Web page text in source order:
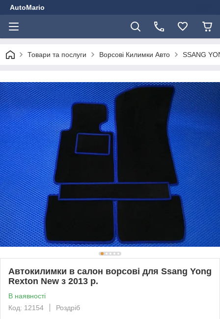
AutoMario
Товари та послуги Ворсові Килимки Авто SSANG
Автокилимки в салон ворсові для Ssang Yong
Rexton New з 2013 р.
В наявності
Код: 12154
Роздріб